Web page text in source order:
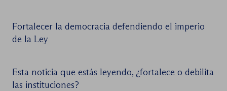
Fortalecer la democracia defendiendo el imperio
de la Ley
Esta noticia que estás leyendo, ¿fortalece o debilita
las instituciones?